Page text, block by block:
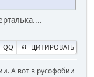
QQ ЦИТИРОВАТЬ
А вот в русофобии